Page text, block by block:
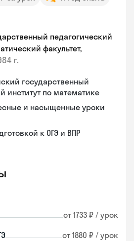
педагогический
факультет,
г.
государственный
институт по математике
и насыщенные уроки
к ОГЭ и ВПР
от 1733 ₽ / урок
от 1880 ₽ / урок